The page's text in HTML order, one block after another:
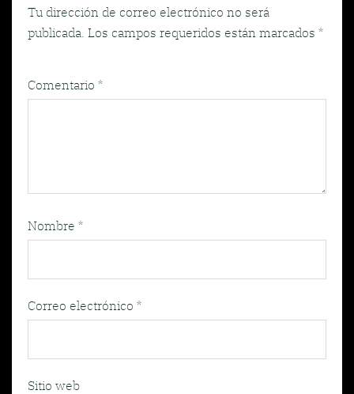
Tu dirección de correo electrónico no será
publicada. Los campos requeridos están marcados *
Comentario *
Nombre *
Correo electrónico *
Sitio web